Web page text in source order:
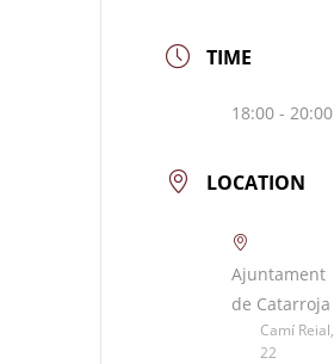
TIME
18:00 - 20:00
LOCATION
Ajuntament
de Catarroja
Camí Reial,
22